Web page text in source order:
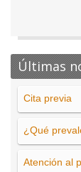
Últimas
Cita previa
¿Qué
Atención al